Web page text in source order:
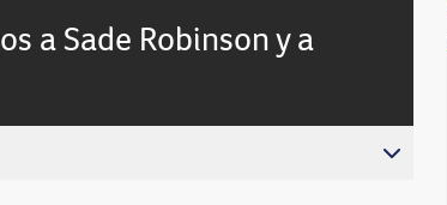
a Sade Robinson y a